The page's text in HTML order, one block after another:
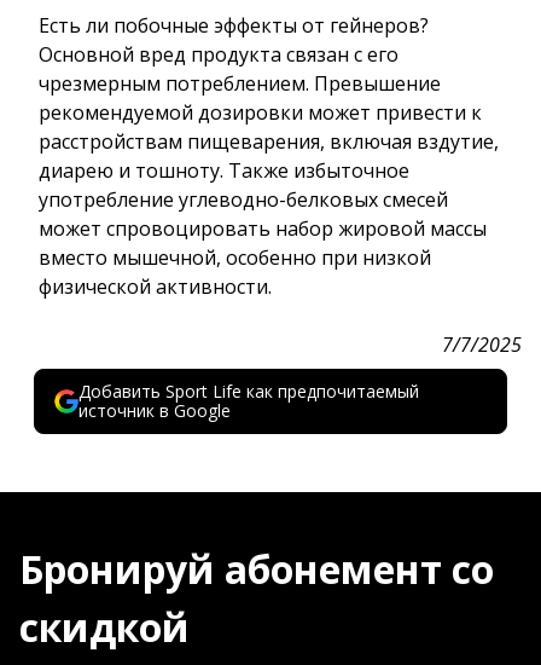
Есть ли побочные эффекты от гейнеров?
Основной вред продукта связан с его
чрезмерным потреблением. Превышение
рекомендуемой дозировки может привести к
расстройствам пищеварения, включая вздутие,
диарею и тошноту. Также избыточное
употребление углеводно-белковых смесей
может спровоцировать набор жировой массы
вместо мышечной, особенно при низкой
физической активности.
7/7/2025
Добавить Sport Life как предпочитаемый
источник в Google
Бронируй абонемент со
скидкой